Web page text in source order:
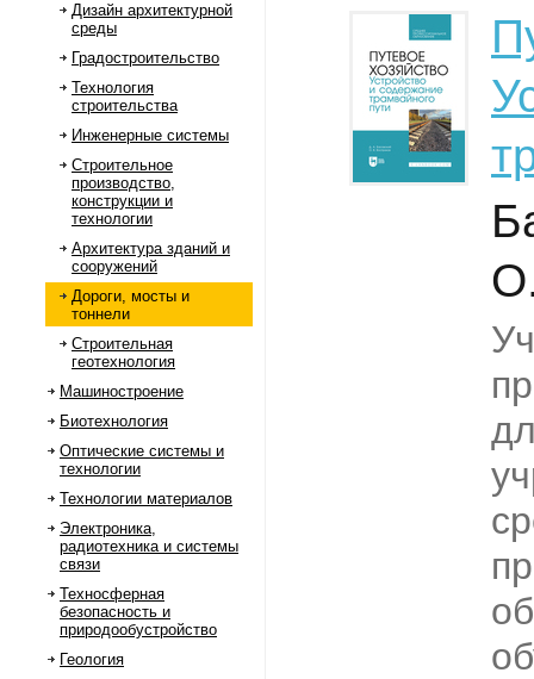
Дизайн архитектурной
среды
Градостроительство
Технология
строительства
Инженерные системы
Строительное
производство,
конструкции и
технологии
Архитектура зданий и
сооружений
Дороги, мосты и
тоннели
Строительная
геотехнология
Машиностроение
Биотехнология
Оптические системы и
технологии
Технологии материалов
Электроника,
радиотехника и системы
связи
Техносферная
безопасность и
природообустройство
Геология